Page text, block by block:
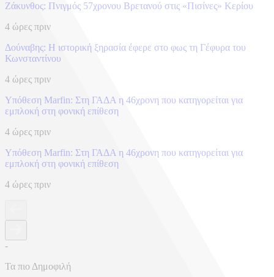
Ζάκυνθος: Πνιγμός 57χρονου Βρετανού στις «Πισίνες» Κερίου
4 ώρες πριν
Δούναβης: Η ιστορική ξηρασία έφερε στο φως τη Γέφυρα του
Κωνσταντίνου
4 ώρες πριν
Υπόθεση Marfin: Στη ΓΑΔΑ η 46χρονη που κατηγορείται για
εμπλοκή στη φονική επίθεση
4 ώρες πριν
Υπόθεση Marfin: Στη ΓΑΔΑ η 46χρονη που κατηγορείται για
εμπλοκή στη φονική επίθεση
4 ώρες πριν
-
Τα πιο Δημοφιλή